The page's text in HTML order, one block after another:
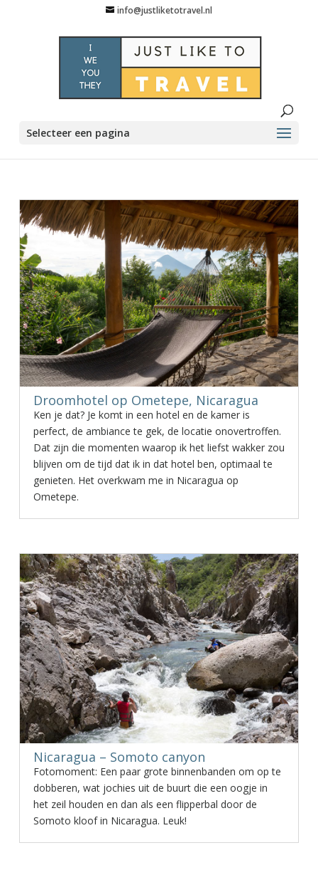
info@justliketotravel.nl
Selecteer een pagina
Droomhotel op Ometepe, Nicaragua
Ken je dat? Je komt in een hotel en de kamer is
perfect, de ambiance te gek, de locatie onovertroffen.
Dat zijn die momenten waarop ik het liefst wakker zou
blijven om de tijd dat ik in dat hotel ben, optimaal te
genieten. Het overkwam me in Nicaragua op
Ometepe.
Nicaragua – Somoto canyon
Fotomoment: Een paar grote binnenbanden om op te
dobberen, wat jochies uit de buurt die een oogje in
het zeil houden en dan als een flipperbal door de
Somoto kloof in Nicaragua. Leuk!